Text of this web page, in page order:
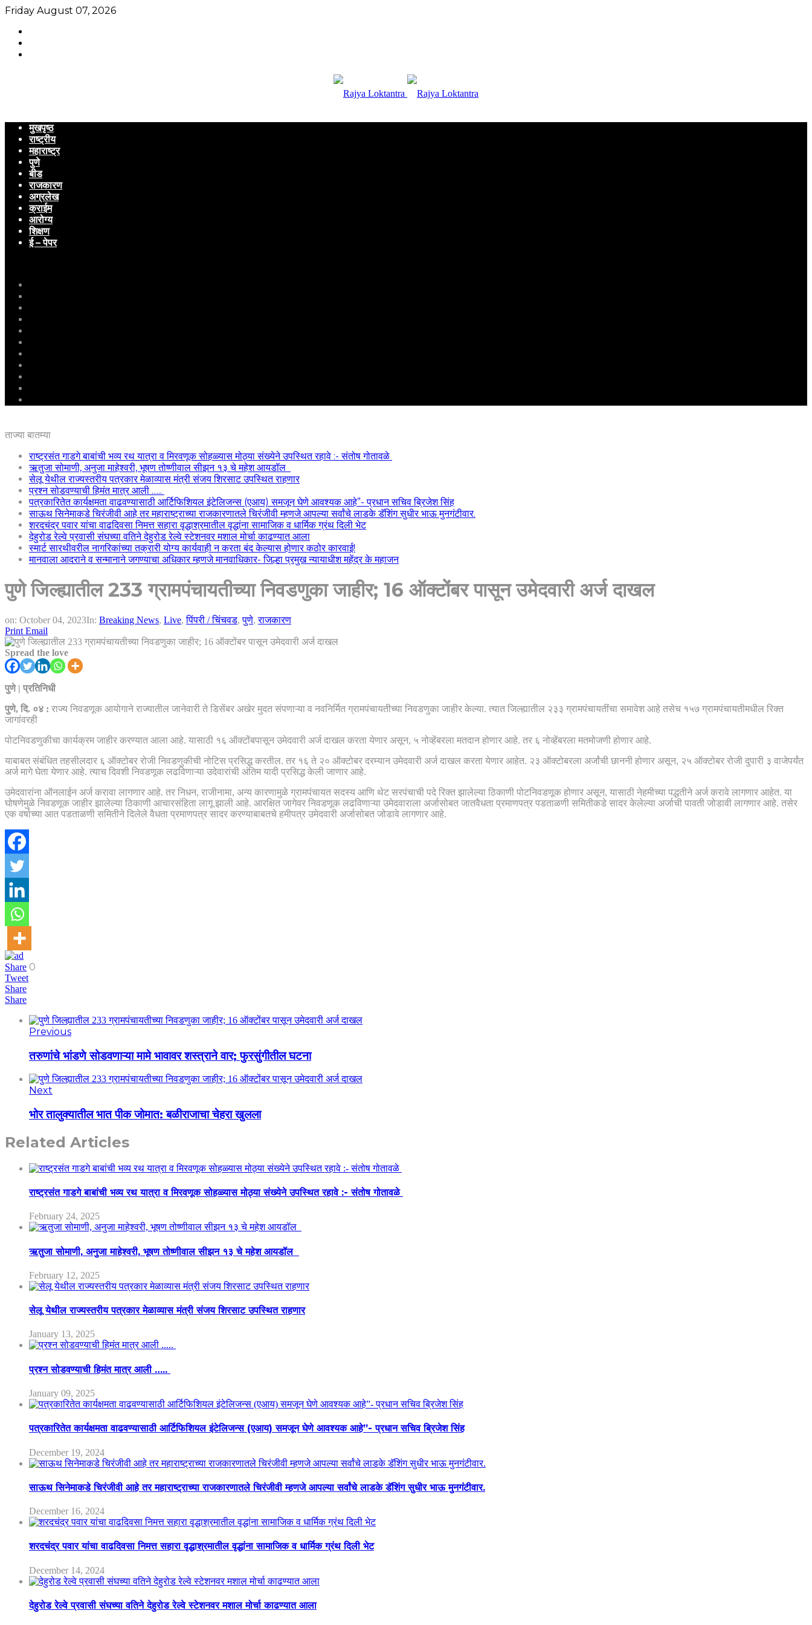
Friday August 07, 2026
मुखपृष्ठ
राष्ट्रीय
महाराष्ट्र
पुणे
बीड
राजकारण
अग्रलेख
क्राईम
आरोग्य
शिक्षण
ई – पेपर
ताज्या बातम्या
राष्ट्रसंत गाडगे बाबांची भव्य रथ यात्रा व मिरवणूक सोहळ्यास मोठ्या संख्येने उपस्थित रहावे :- संतोष गोतावळे
ऋतुजा सोमाणी, अनुजा माहेश्वरी, भूषण तोष्णीवाल सीझन १३ चे महेश आयडॉल
सेलू येथील राज्यस्तरीय पत्रकार मेळाव्यास मंत्री संजय शिरसाट उपस्थित राहणार
प्रश्न सोडवण्याची हिमंत मात्र आली …..
पत्रकारितेत कार्यक्षमता वाढवण्यासाठी आर्टिफिशियल इंटेलिजन्स (एआय) समजून घेणे आवश्यक आहे”- प्रधान सचिव ब्रिजेश सिंह
साऊथ सिनेमाकडे चिरंजीवी आहे तर महाराष्ट्राच्या राजकारणातले चिरंजीवी म्हणजे आपल्या सर्वांचे लाडके डॅशिंग सुधीर भाऊ मुनगंटीवार.
शरदचंद्र पवार यांचा वाढदिवसा निमत्त सहारा वृद्धाश्रमातील वृद्धांना सामाजिक व धार्मिक ग्रंथ दिली भेट
देहुरोड रेल्वे प्रवासी संघच्या वतिने देहुरोड रेल्वे स्टेशनवर मशाल मोर्चा काढण्यात आला
स्मार्ट सारथीवरील नागरिकांच्या तक्रारी योग्य कार्यवाही न करता बंद केल्यास होणार कठोर कारवाई!
मानवाला आदराने व सन्मानाने जगण्याचा अधिकार म्हणजे मानवाधिकार- जिल्हा प्रमुख न्यायाधीश महेंद्र के महाजन
पुणे जिल्ह्यातील 233 ग्रामपंचायतीच्या निवडणुका जाहीर; 16 ऑक्टोंबर पासून उमेदवारी अर्ज दाखल
on: October 04, 2023In: Breaking News, Live,पिंपरी / चिंचवड,पुणे,राजकारण
Print Email
Spread the love
पुणे | प्रतिनिधी
पुणे, दि. ०४ : राज्य निवडणूक आयोगाने राज्यातील जानेवारी ते डिसेंबर अखेर मुदत संपणाऱ्या व नवनिर्मित ग्रामपंचायतीच्या निवडणुका जाहीर केल्या. त्यात जिल्ह्यातील २३३ ग्रामपंचायतींचा समावेश आहे तसेच १५७ ग्रामपंचायतीमधील रिक्त
जागांवरही
पोटनिवडणुकीचा कार्यक्रम जाहीर करण्यात आला आहे. यासाठी १६ ऑक्टोंबपासून उमेदवारी अर्ज दाखल करता येणार असून, ५ नोव्हेंबरला मतदान होणार आहे. तर ६ नोव्हेंबरला मतमोजणी होणार आहे.
याबाबत संबंधित तहसीलदार ६ ऑक्टोबर रोजी निवडणुकीची नोटिस प्रसिद्ध करतील. तर १६ ते २० ऑक्टोबर दरम्यान उमेदवारी अर्ज दाखल करता येणार आहेत. २३ ऑक्टोबरला अर्जांची छाननी होणार असून, २५ ऑक्टोबर रोजी दुपारी ३ वाजेपर्यंत
अर्ज मागे घेता येणार आहे. त्याच दिवशी निवडणूक लढविणाऱ्या उदेवारांची अंतिम यादी प्रसिद्ध केली जाणार आहे.
उमेदवारांना ऑनलाईन अर्ज करावा लागणार आहे. तर निधन, राजीनामा, अन्य कारणामुळे ग्रामपंचायत सदस्य आणि थेट सरपंचाची पदे रिक्त झालेल्या ठिकाणी पोटनिवडणूक होणार असून, यासाठी नेहमीच्या पद्धतीने अर्ज करावे लागणार आहेत. या
घोषणेमुळे निवडणूक जाहीर झालेल्या ठिकाणी आचारसंहिता लागू झाली आहे. आरक्षित जागेवर निवडणूक लढविणाऱ्या उमेदवाराला अर्जासोबत जातवैधता प्रमाणपत्र पडताळणी समितीकडे सादर केलेल्या अर्जाची पावती जोडावी लागणार आहे. तसेर
एक वर्षाच्या आत पडताळणी समितीने दिलेले वैधता प्रमाणपत्र सादर करण्याबाबतचे हमीपत्र उमेदवारी अर्जासोबत जोडावे लागणार आहे.
Share 0
Tweet
Share
Share
Previous
तरुणांचे भांडणे सोडवणाऱ्या मामे भावावर शस्त्राने वार; फुरसुंगीतील घटना
Next
भोर तालुक्यातील भात पीक जोमात: बळीराजाचा चेहरा खुलला
Related Articles
राष्ट्रसंत गाडगे बाबांची भव्य रथ यात्रा व मिरवणूक सोहळ्यास मोठ्या संख्येने उपस्थित रहावे :- संतोष गोतावळे
February 24, 2025
ऋतुजा सोमाणी, अनुजा माहेश्वरी, भूषण तोष्णीवाल सीझन १३ चे महेश आयडॉल
February 12, 2025
सेलू येथील राज्यस्तरीय पत्रकार मेळाव्यास मंत्री संजय शिरसाट उपस्थित राहणार
January 13, 2025
प्रश्न सोडवण्याची हिमंत मात्र आली …..
January 09, 2025
पत्रकारितेत कार्यक्षमता वाढवण्यासाठी आर्टिफिशियल इंटेलिजन्स (एआय) समजून घेणे आवश्यक आहे”- प्रधान सचिव ब्रिजेश सिंह
December 19, 2024
साऊथ सिनेमाकडे चिरंजीवी आहे तर महाराष्ट्राच्या राजकारणातले चिरंजीवी म्हणजे आपल्या सर्वांचे लाडके डॅशिंग सुधीर भाऊ मुनगंटीवार.
December 16, 2024
शरदचंद्र पवार यांचा वाढदिवसा निमत्त सहारा वृद्धाश्रमातील वृद्धांना सामाजिक व धार्मिक ग्रंथ दिली भेट
December 14, 2024
देहुरोड रेल्वे प्रवासी संघच्या वतिने देहुरोड रेल्वे स्टेशनवर मशाल मोर्चा काढण्यात आला